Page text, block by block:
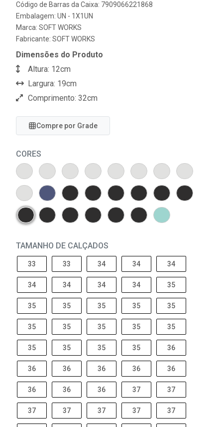
Código de Barras da Caixa: 7909066221868
Embalagem: UN - 1X1UN
Marca: SOFT WORKS
Fabricante: SOFT WORKS
Dimensões do Produto
Altura: 12cm
Largura: 19cm
Comprimento: 32cm
Compre por Grade
CORES
TAMANHO DE CALÇADOS
33 33 34 34 34
34 34 34 34 35
35 35 35 35 35
35 35 35 35 35
35 35 35 35 36
36 36 36 36 36
36 36 36 37 37
37 37 37 37 37